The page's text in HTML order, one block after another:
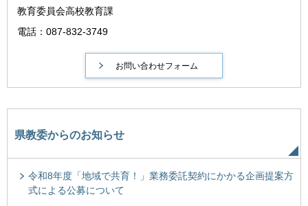
教育委員会高校教育課
電話：087-832-3749
県教委からのお知らせ
令和8年度「地域で共育！」業務委託契約にかかる企画提案方
式による公募について